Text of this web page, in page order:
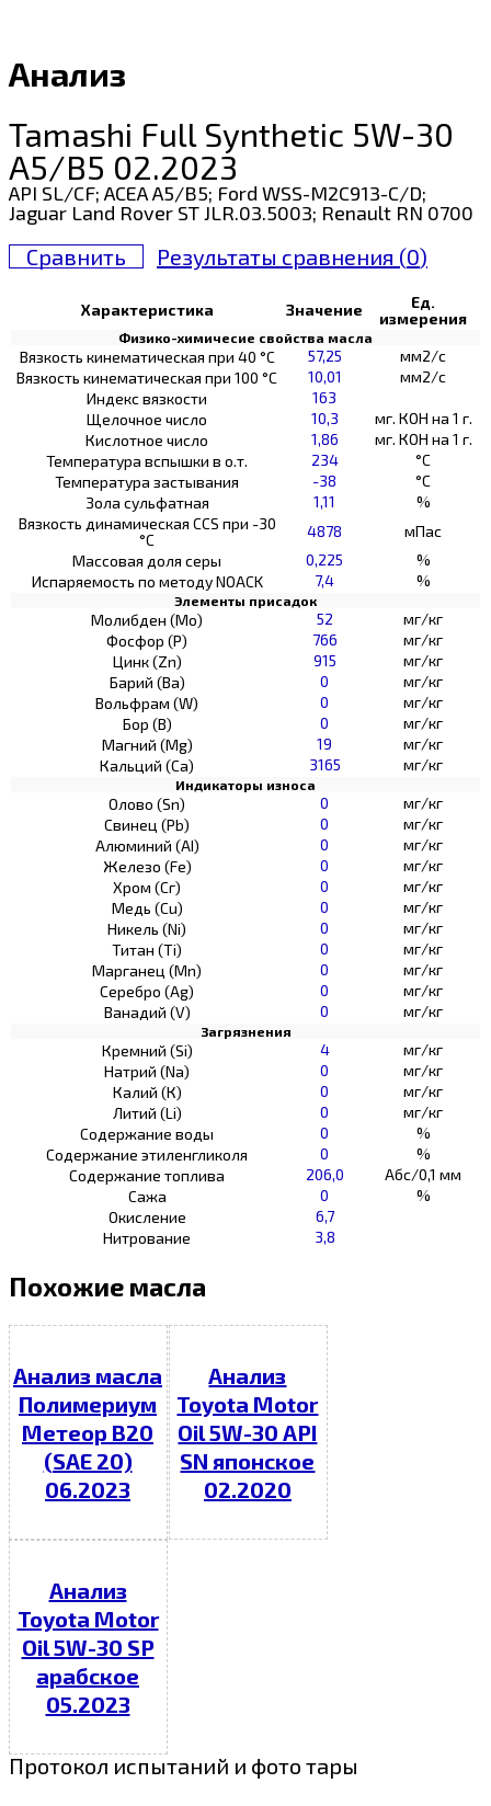
Анализ
Tamashi Full Synthetic 5W-30
A5/B5 02.2023
API SL/CF; ACEA A5/B5; Ford WSS-M2C913-C/D;
Jaguar Land Rover ST JLR.03.5003; Renault RN 0700
Сравнить Результаты сравнения (0)
Характеристика Значение
Ед.
измерения
Физико-химичесие свойства масла
Вязкость кинематическая при 40 °С 57,25
мм2/с
Вязкость кинематическая при 100 °С
10,01
мм2/с
Индекс вязкости
163
Щелочное число
10,3
мг. КОН на 1 г.
Кислотное число
1,86
мг. КОН на 1 г.
Температура вспышки в о.т.
234
°C
Температура застывания
-38
°C
Зола сульфатная
1,11
%
Вязкость динамическая CCS при -30
°С
4878
мПас
Массовая доля серы
0,225
%
Испаряемость по методу NOACK
7,4 %
Элементы присадок
Молибден (Мо) 52
мг/кг
Фосфор (Р)
766
мг/кг
Цинк (Zn)
915
мг/кг
Барий (Ва)
0
мг/кг
Вольфрам (W)
0
мг/кг
Бор (В)
0
мг/кг
Магний (Mg)
19
мг/кг
Кальций (Са)
3165 мг/кг
Индикаторы износа
Олово (Sn) 0
мг/кг
Свинец (Pb)
0
мг/кг
Алюминий (AI)
0
мг/кг
Железо (Fe)
0
мг/кг
Хром (Сг)
0
мг/кг
Медь (Cu)
0
мг/кг
Никель (Ni)
0
мг/кг
Титан (Ti)
0
мг/кг
Марганец (Mn)
0
мг/кг
Серебро (Ag)
0
мг/кг
Ванадий (V)
0 мг/кг
Загрязнения
Кремний (Si) 4
мг/кг
Натрий (Na)
0
мг/кг
Калий (К)
0
мг/кг
Литий (Li)
0
мг/кг
Содержание воды
0
%
Содержание этиленгликоля
0
%
Содержание топлива
206,0
Абс/0,1 мм
Сажа
0
%
Окисление
6,7
Нитрование
3,8
Похожие масла
Анализ масла
Полимериум
Метеор В20
(SAE 20)
06.2023
Анализ
Toyota Motor
Oil 5W-30 API
SN японское
02.2020
Анализ
Toyota Motor
Oil 5W-30 SP
арабское
05.2023
Протокол испытаний и фото тары